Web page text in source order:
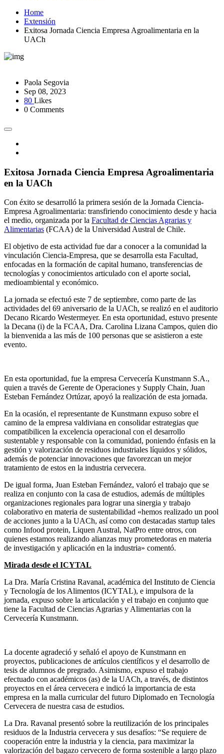
Home
Extensión
Exitosa Jornada Ciencia Empresa Agroalimentaria en la
UACh
Paola Segovia
Sep 08, 2023
80 Likes
0 Comments
Exitosa Jornada Ciencia Empresa Agroalimentaria
en la UACh
Con éxito se desarrolló la primera sesión de la Jornada Ciencia-
Empresa Agroalimentaria: transfiriendo conocimiento desde y hacia
el medio, organizada por la Facultad de Ciencias Agrarias y
Alimentarias (FCAA) de la Universidad Austral de Chile.
El objetivo de esta actividad fue dar a conocer a la comunidad la
vinculación Ciencia-Empresa, que se desarrolla esta Facultad,
enfocadas en la formación de capital humano, transferencias de
tecnologías y conocimientos articulado con el aporte social,
medioambiental y económico.
La jornada se efectuó este 7 de septiembre, como parte de las
actividades del 69 aniversario de la UACh, se realizó en el auditorio
Decano Ricardo Westermeyer. En esta oportunidad, estuvo presente
la Decana (i) de la FCAA, Dra. Carolina Lizana Campos, quien dio
la bienvenida a las más de 100 personas que se asistieron a este
evento.
En esta oportunidad, fue la empresa Cervecería Kunstmann S.A.,
quien a través de Gerente de Operaciones y Supply Chain, Juan
Esteban Fernández Ortúzar, apoyó la realización de esta jornada.
En la ocasión, el representante de Kunstmann expuso sobre el
camino de la empresa valdiviana en consolidar estrategias que
compatibilicen la excelencia operacional con el desarrollo
sustentable y responsable con la comunidad, poniendo énfasis en la
gestión y valorización de residuos industriales líquidos y sólidos,
además de potenciar innovaciones que favorezcan un mejor
tratamiento de estos en la industria cervecera.
De igual forma, Juan Esteban Fernández, valoró el trabajo que se
realiza en conjunto con la casa de estudios, además de múltiples
organizaciones regionales para lograr una sinergia y trabajo
colaborativo en materia de sustentabilidad «hemos realizado un pool
de acciones junto a la UACh, así como con destacadas startup tales
como Infood protein, Liquen Austral, NatPro entre otros, con
quienes estamos realizando alianzas muy prometedoras en materia
de investigación y aplicación en la industria» comentó.
Mirada desde el ICYTAL
La Dra. María Cristina Ravanal, académica del Instituto de Ciencia
y Tecnología de los Alimentos (ICYTAL), e impulsora de la
jornada, expuso sobre la articulación y el trabajo en conjunto que
tiene la Facultad de Ciencias Agrarias y Alimentarias con la
Cervecería Kunstmann.
La docente agradeció y señaló el apoyo de Kunstmann en
proyectos, publicaciones de artículos científicos y el desarrollo de
tesis de alumnos de pregrado. Asimismo, expuso el trabajo
efectuado con académicos (as) de la UACh, a través, de distintos
proyectos en el área cervecera e indicó la importancia de esta
empresa en la malla curricular del futuro Diplomado en Tecnología
Cervecera de nuestra casa de estudios.
La Dra. Ravanal presentó sobre la reutilización de los principales
residuos de la Industria cervecera y sus desafíos: “Se requiere de
cooperación entre la industria y la ciencia, para maximizar la
valorización del bagazo cervecero de forma sostenible a largo plazo